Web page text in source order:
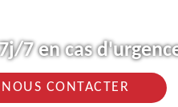
7 en cas
NOUS CONTACTER